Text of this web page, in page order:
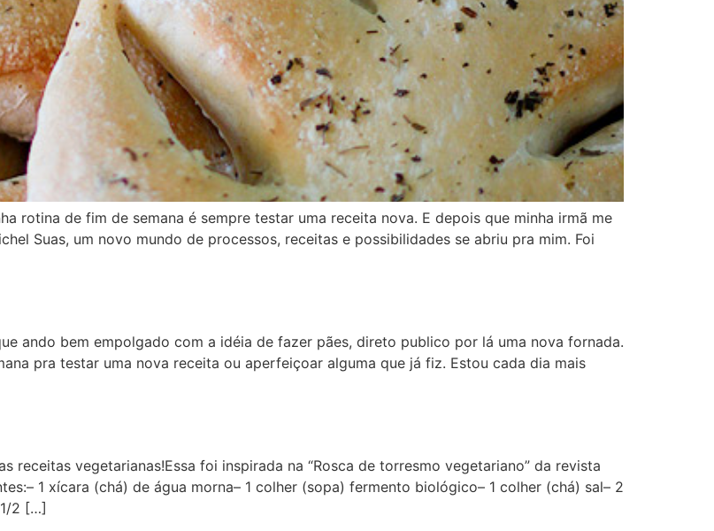
rotina de fim de semana é sempre testar uma receita nova. E depois que minha irmã me
Suas, um novo mundo de processos, receitas e possibilidades se abriu pra mim. Foi
ando bem empolgado com a idéia de fazer pães, direto publico por lá uma nova fornada.
pra testar uma nova receita ou aperfeiçoar alguma que já fiz. Estou cada dia mais
receitas vegetarianas!Essa foi inspirada na “Rosca de torresmo vegetariano” da revista
1 xícara (chá) de água morna– 1 colher (sopa) fermento biológico– 1 colher (chá) sal– 2
2 […]